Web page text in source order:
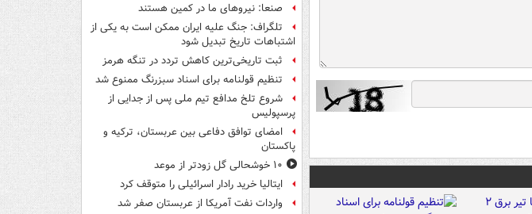
صنعا: نیروهای ما در کمین‌ هستند
تلگراف: جنگ علیه ایران ممکن است به یکی از
اشتباهات تاریخ تبدیل شود
ثبت تاریخی‌ترین کاهش تردد در تنگه هرمز
تنظیم قولنامه برای اسناد سبزرنگ ممنوع شد
شروع تلخ مدافع تیم ملی پس از جدایی از
پرسپولیس
امضای توافق دفاعی بین عربستان، ترکیه و
پاکستان
۱۰ خوشحالی گل زودتر از موعد
ایتالیا خرید رادار اسرائیلی را متوقف کرد
واردات نفت آمریکا از عربستان صفر شد